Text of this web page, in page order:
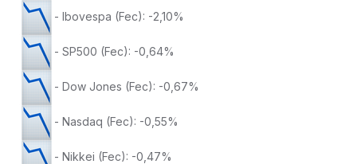
- Ibovespa (Fec): -2,10%
- SP500 (Fec): -0,64%
- Dow Jones (Fec): -0,67%
- Nasdaq (Fec): -0,55%
- Nikkei (Fec): -0,47%